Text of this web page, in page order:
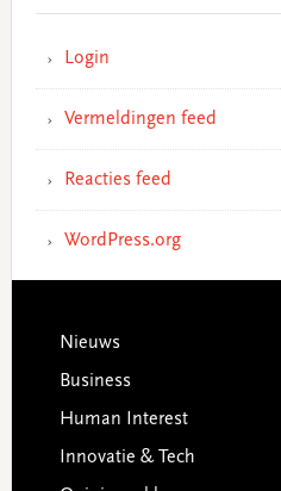
Login
Vermeldingen feed
Reacties feed
WordPress.org
Footer
Nieuws
Business
Human Interest
Innovatie & Tech